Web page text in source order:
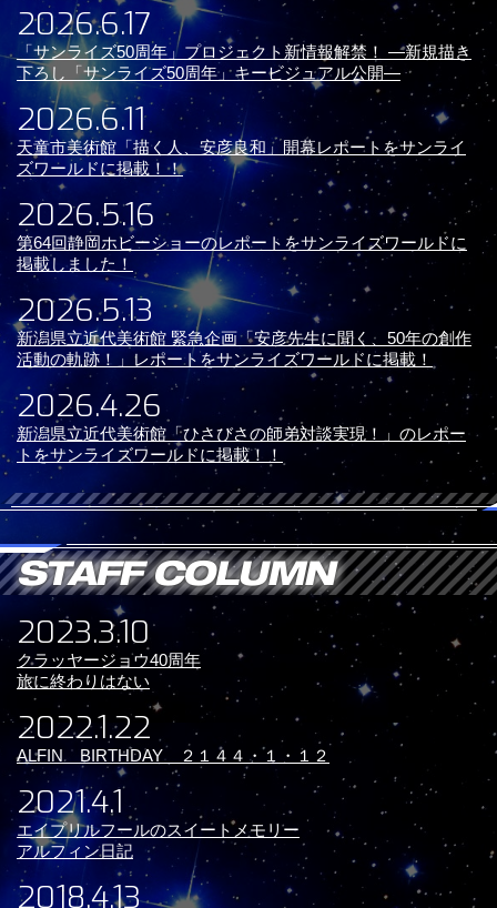
2026.6.17
「サンライズ50周年」プロジェクト新情報解禁！ ―新規描き
下ろし「サンライズ50周年」キービジュアル公開―
2026.6.11
天童市美術館「描く人、安彦良和」開幕レポートをサンライ
ズワールドに掲載！！
2026.5.16
第64回静岡ホビーショーのレポートをサンライズワールドに
掲載しました！
2026.5.13
新潟県立近代美術館 緊急企画「安彦先生に聞く、50年の創作
活動の軌跡！」レポートをサンライズワールドに掲載！
2026.4.26
新潟県立近代美術館「ひさびさの師弟対談実現！」のレポー
トをサンライズワールドに掲載！！
2023.3.10
クラッヤージョウ40周年
旅に終わりはない
2022.1.22
ALFIN BIRTHDAY ２１４４・１・１２
2021.4.1
エイプリルフールのスイートメモリー
アルフィン日記
2018.4.13